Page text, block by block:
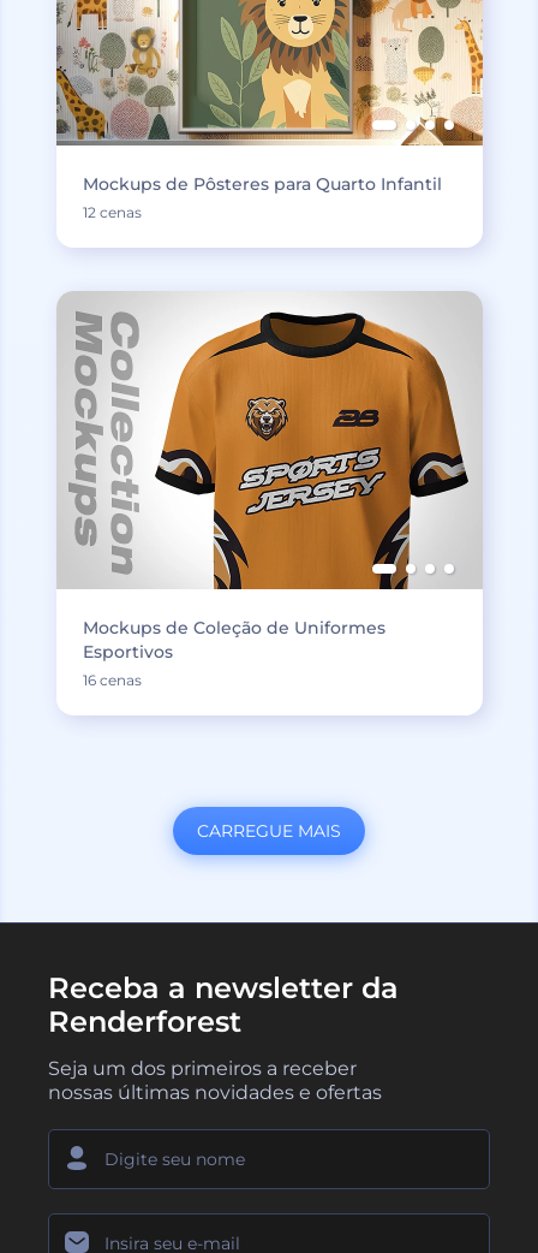
Mockups de Pôsteres para Quarto Infantil
12 cenas
Mockups de Coleção de Uniformes
Esportivos
16 cenas
CARREGUE MAIS
Receba a newsletter da
Renderforest
Seja um dos primeiros a receber
nossas últimas novidades e ofertas